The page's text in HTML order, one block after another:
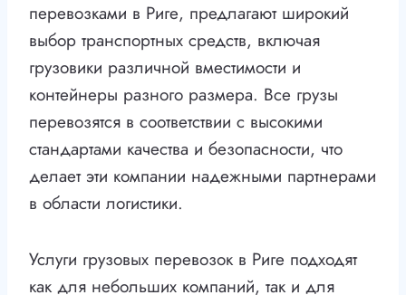
перевозками в Риге, предлагают широкий
выбор транспортных средств, включая
грузовики различной вместимости и
контейнеры разного размера. Все грузы
перевозятся в соответствии с высокими
стандартами качества и безопасности, что
делает эти компании надежными партнерами
в области логистики.
Услуги грузовых перевозок в Риге подходят
как для небольших компаний, так и для